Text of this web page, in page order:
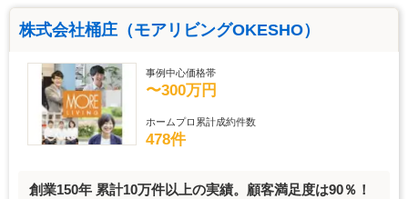
株式会社桶庄（モアリビングOKESHO）
事例中心価格帯
〜300万円
ホームプロ累計成約件数
478件
創業150年 累計10万件以上の実績。顧客満足度は90％！